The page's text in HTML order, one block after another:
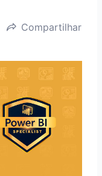
Compartilhar